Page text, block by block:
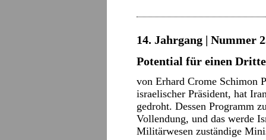
14. Jahrgang | Nummer
Potential für einen
von Erhard Crome Schimon
israelischer Präsident, hat
gedroht. Dessen Programm
Vollendung, und das werde
Militärwesen zuständige